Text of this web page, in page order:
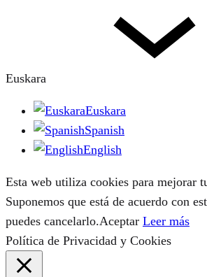
Euskara
Euskara
Spanish
English
Esta web utiliza cookies para mejorar
Suponemos que está de acuerdo con
puedes cancelarlo.Aceptar Leer más
Política de Privacidad y Cookies